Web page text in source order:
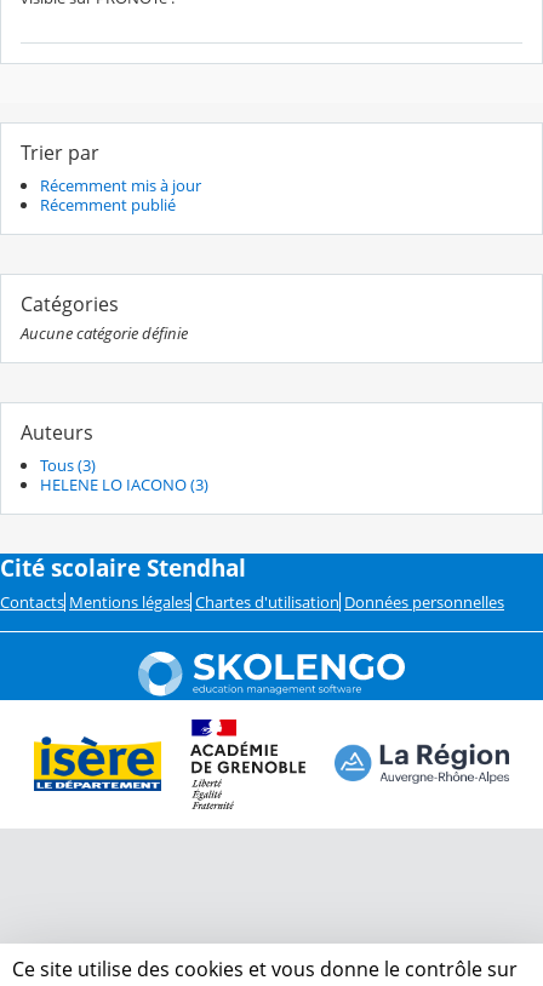
Trier par
Récemment mis à jour
Récemment publié
Catégories
Aucune catégorie définie
Auteurs
Tous (3)
HELENE LO IACONO (3)
Cité scolaire Stendhal
Contacts Mentions légales Chartes d'utilisation Données personnelles
Ce site utilise des cookies et vous donne le contrôle sur